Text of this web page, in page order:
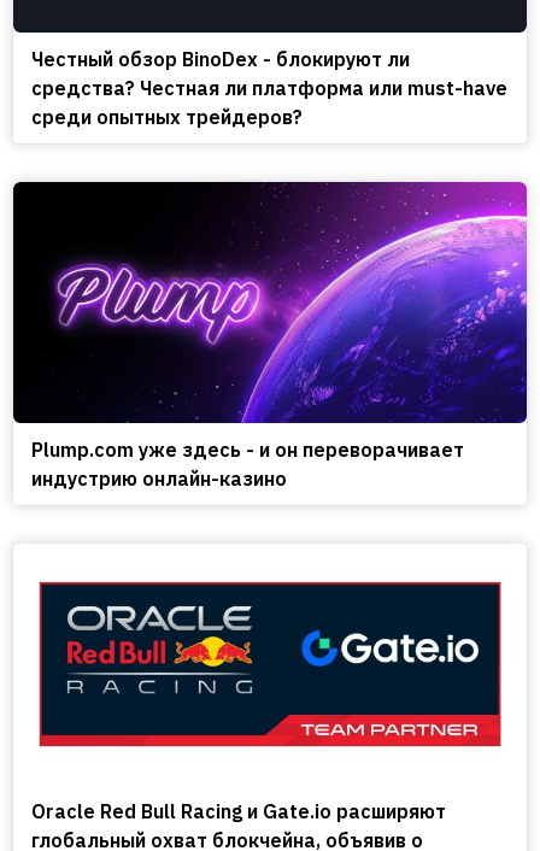
Честный обзор BinoDex - блокируют ли
средства? Честная ли платформа или must-have
среди опытных трейдеров?
Plump.com уже здесь - и он переворачивает
индустрию онлайн-казино
Oracle Red Bull Racing и Gate.io расширяют
глобальный охват блокчейна, объявив о